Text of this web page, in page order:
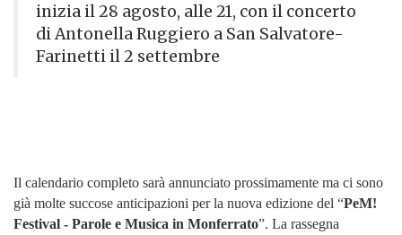
inizia il 28 agosto, alle 21, con il concerto
di Antonella Ruggiero a San Salvatore-
Farinetti il 2 settembre
Il calendario completo sarà annunciato prossimamente ma ci sono
già molte succose anticipazioni per la nuova edizione del “PeM!
Festival - Parole e Musica in Monferrato”. La rassegna